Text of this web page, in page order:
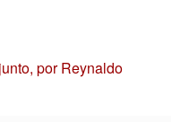
por Reynaldo